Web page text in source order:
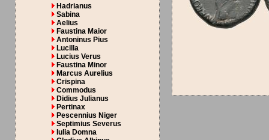
Hadrianus
Sabina
Aelius
Faustina Maior
Antoninus Pius
Lucilla
Lucius Verus
Faustina Minor
Marcus Aurelius
Crispina
Commodus
Didius Julianus
Pertinax
Pescennius Niger
Septimius Severus
Iulia Domna